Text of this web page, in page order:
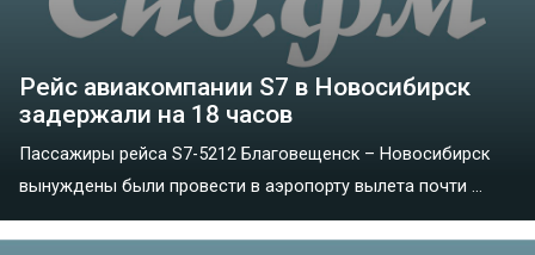
Рейс авиакомпании S7 в Новосибирск
задержали на 18 часов
Пассажиры рейса S7-5212 Благовещенск – Новосибирск
вынуждены были провести в аэропорту вылета почти ...